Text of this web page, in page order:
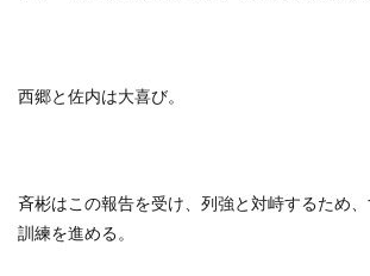
西郷と佐内は大喜び。
斉彬はこの報告を受け、列強と対峙するため
訓練を進める。